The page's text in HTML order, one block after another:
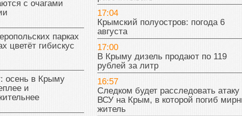
с очагами
парках
цветёт гибискус
осень в Крыму
и
17:04
Крымский полуостров: погода 6
августа
17:00
В Крыму дизель продают по 119
рублей за литр
16:57
Следком будет расследовать атаку
ВСУ на Крым, в которой погиб
житель